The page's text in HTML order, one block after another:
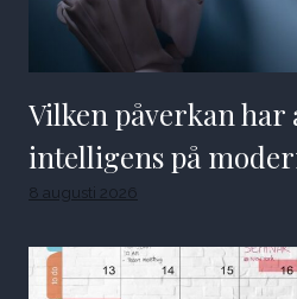
Vilken påverkan
intelligens på
8 augusti 2026